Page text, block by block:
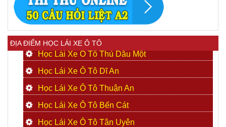
ĐỊA ĐIỂM HỌC LÁI XE Ô TÔ
Học Lái Xe Ô Tô Thủ Dầu Một
Học Lái Xe Ô Tô Dĩ An
Học Lái Xe Ô Tô Thuận An
Học Lái Xe Ô Tô Bến Cát
Học Lái Xe Ô Tô Tân Uyên